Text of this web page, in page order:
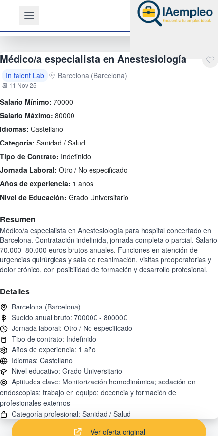
Médico/a especialista en Anestesiología
In talent Lab Barcelona (Barcelona)
📆 11 Nov 25
Salario Mínimo: 70000
Salario Máximo: 80000
Idiomas: Castellano
Categoría: Sanidad / Salud
Tipo de Contrato: Indefinido
Jornada Laboral: Otro / No especificado
Años de experiencia: 1 años
Nivel de Educación: Grado Universitario
Resumen
Médico/a especialista en Anestesiología para hospital concertado en
Barcelona. Contratación indefinida, jornada completa o parcial. Salario
70.000–80.000 euros brutos anuales. Funciones en atención de
urgencias quirúrgicas y sala de reanimación, visitas preoperatorias y
dolor crónico, con posibilidad de formación y desarrollo profesional.
Detalles
Aptitudes clave: Monitorización hemodinámica; sedación en
endoscopias; trabajo en equipo; docencia y formación de
Ver oferta original